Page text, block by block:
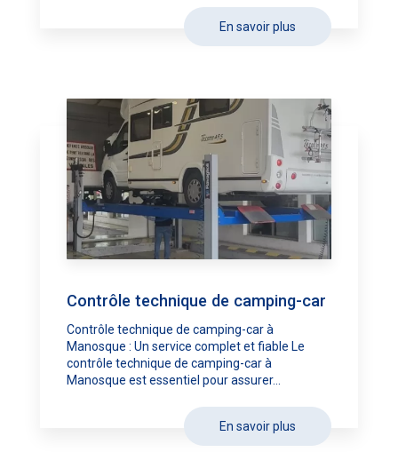
En savoir plus
Contrôle technique de camping-car
Contrôle technique de camping-car à
Manosque : Un service complet et fiable Le
contrôle technique de camping-car à
Manosque est essentiel pour assurer...
En savoir plus